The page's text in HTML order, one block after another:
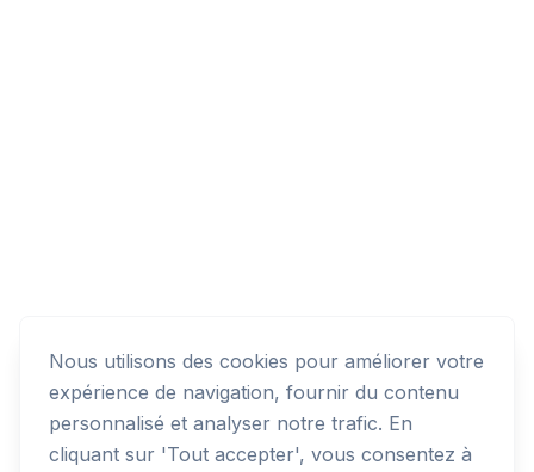
Nous utilisons des cookies pour améliorer votre
expérience de navigation, fournir du contenu
personnalisé et analyser notre trafic. En
cliquant sur 'Tout accepter', vous consentez à